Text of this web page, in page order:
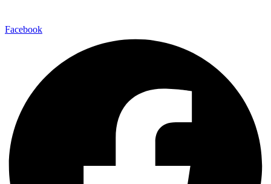
Facebook